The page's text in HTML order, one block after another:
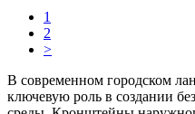
1
2
>
В современном городском
ключевую роль в создании